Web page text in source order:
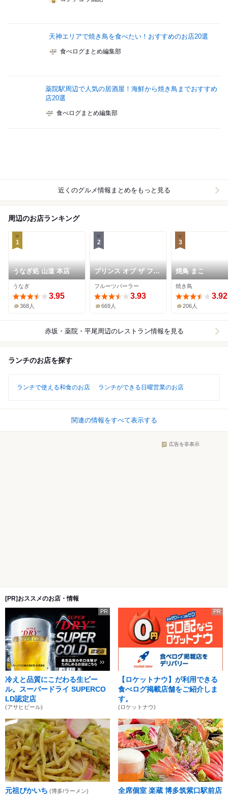
天神エリアで焼き鳥を食べたい！おすすめのお店20選
食べログまとめ編集部
薬院駅周辺で人気の居酒屋！海鮮から焼き鳥までおすすめ
店20選
食べログまとめ編集部
近くのグルメ情報まとめをもっと見る
周辺のお店ランキング
1
うなぎ処 山道 本店
うなぎ
3.95
368人
2
プリンス オブ ザ フル
ーツ
フルーツパーラー
3.93
669人
3
焼鳥 まこ
焼き鳥
3.92
206人
赤坂・薬院・平尾周辺のレストラン情報を見る
ランチのお店を探す
ランチで使える和食のお店 ランチができる日曜営業のお店
関連の情報をすべて表示する
広告を非表示
[PR]おススメのお店・情報
PR
冷えと品質にこだわる生ビー
ル。スーパードライ SUPERCO
LD認定店
(アサヒビール)
PR
【ロケットナウ】が利用できる
食べログ掲載店舗をご紹介しま
す。
(ロケットナウ)
元祖ぴかいち (博多/ラーメン) 全席個室 楽蔵 博多筑紫口駅前店